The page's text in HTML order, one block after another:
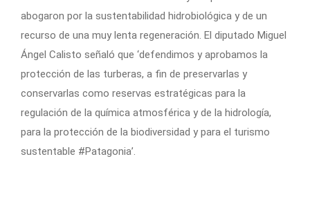
abogaron por la sustentabilidad hidrobiológica y de un
recurso de una muy lenta regeneración. El diputado Miguel
Ángel Calisto señaló que ‘defendimos y aprobamos la
protección de las turberas, a fin de preservarlas y
conservarlas como reservas estratégicas para la
regulación de la química atmosférica y de la hidrología,
para la protección de la biodiversidad y para el turismo
sustentable #Patagonia’.